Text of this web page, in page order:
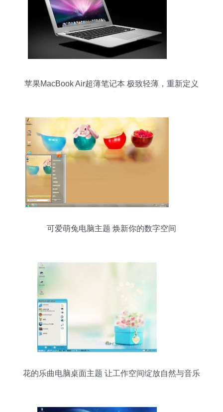
苹果MacBook Air超薄笔记本 极致轻薄，重新定义
可爱萌兔电脑主题 焕新你的数字空间
花的乐曲电脑桌面主题 让工作空间绽放自然与音乐